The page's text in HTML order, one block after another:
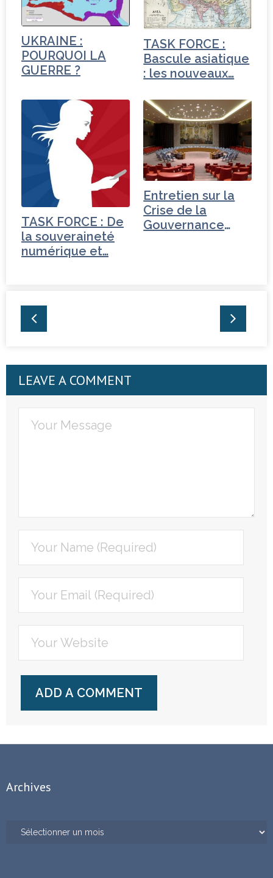
UKRAINE :
POURQUOI LA
GUERRE ?
TASK FORCE :
Bascule asiatique
: les nouveaux…
TASK FORCE : De
la souveraineté
numérique et…
Entretien sur la
Crise de la
Gouvernance
LEAVE A COMMENT
Archives